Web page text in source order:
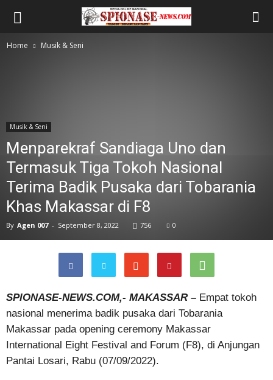
Home Musik & Seni
Musik & Seni
Menparekraf Sandiaga Uno dan
Termasuk Tiga Tokoh Nasional
Terima Badik Pusaka dari Tobarania
Khas Makassar di F8
By Agen 007 - September 8, 2022 756 0
SPIONASE-NEWS.COM,- MAKASSAR – Empat tokoh
nasional menerima badik pusaka dari Tobarania
Makassar pada opening ceremony Makassar
International Eight Festival and Forum (F8), di Anjungan
Pantai Losari, Rabu (07/09/2022).